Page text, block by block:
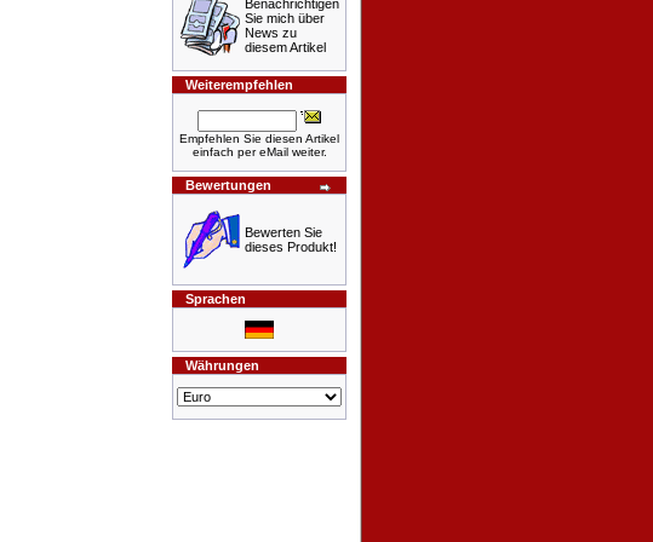
Benachrichtigen
Sie mich über
News zu
diesem Artikel
Weiterempfehlen
Empfehlen Sie diesen Artikel
einfach per eMail weiter.
Bewertungen
Bewerten Sie
dieses Produkt!
Sprachen
Währungen